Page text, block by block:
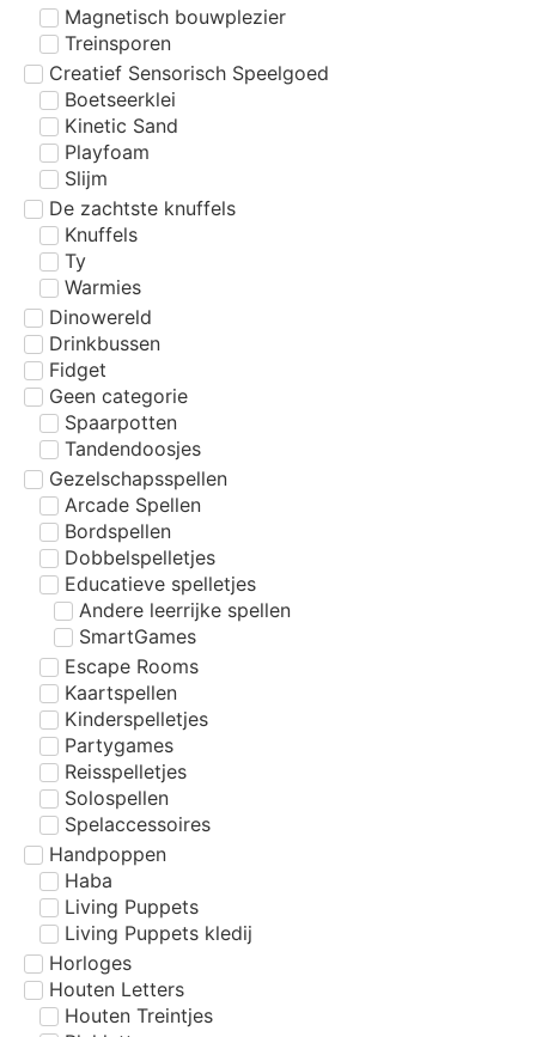
Magnetisch bouwplezier
Treinsporen
Creatief Sensorisch Speelgoed
Boetseerklei
Kinetic Sand
Playfoam
Slijm
De zachtste knuffels
Knuffels
Ty
Warmies
Dinowereld
Drinkbussen
Fidget
Geen categorie
Spaarpotten
Tandendoosjes
Gezelschapsspellen
Arcade Spellen
Bordspellen
Dobbelspelletjes
Educatieve spelletjes
Andere leerrijke spellen
SmartGames
Escape Rooms
Kaartspellen
Kinderspelletjes
Partygames
Reisspelletjes
Solospellen
Spelaccessoires
Handpoppen
Haba
Living Puppets
Living Puppets kledij
Horloges
Houten Letters
Houten Treintjes